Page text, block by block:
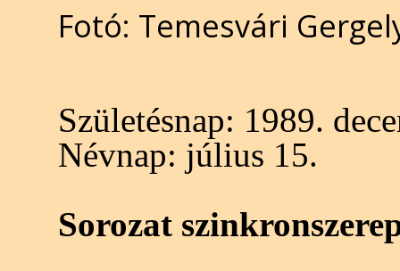
Fotó: Temesvári
Születésnap: 1989.
Névnap: július 15.
Sorozat